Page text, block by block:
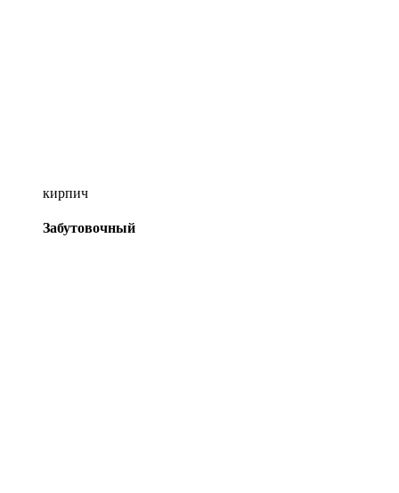
кирпич
Забутовочный